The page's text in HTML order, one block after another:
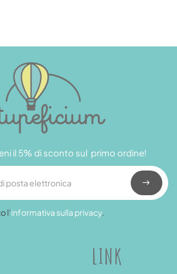
LINK
il 5% di sconto sul primo ordine!
l’informativa sulla privacy.